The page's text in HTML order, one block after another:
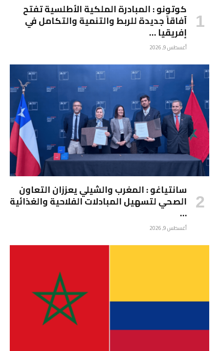
كوتونو : المبادرة الملكية الأطلسية تفتح
آفاقاً جديدة للربط والتنمية والتكامل في
إفريقيا …
أغسطس 9, 2026
سانتياغو : المغرب والشيلي يعززان التعاون
الصحي لتسهيل المبادلات الفلاحية والغذائية
…
أغسطس 9, 2026